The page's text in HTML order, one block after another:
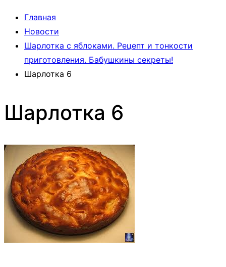
Главная
Новости
Шарлотка с яблоками. Рецепт и тонкости
приготовления. Бабушкины секреты!
Шарлотка 6
Шарлотка 6